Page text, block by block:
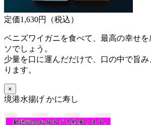
定価1,630円（税込）
ベニズワイガニを食べて、最高の幸せを
ソでしょう。
少量を口に運んだだけで、口の中で旨
ります。
×
境港水揚げ かに寿し